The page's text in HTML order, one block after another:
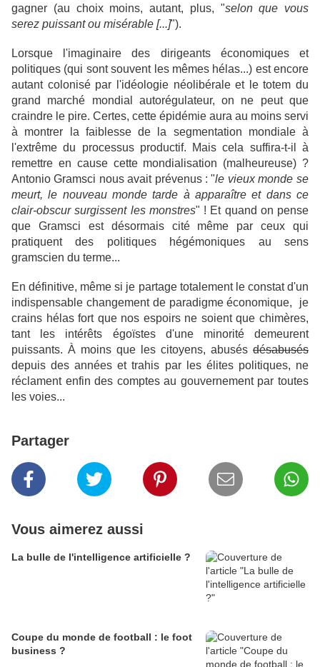
gagner (au choix moins, autant, plus, "selon que vous
serez puissant ou misérable [...]").
Lorsque l'imaginaire des dirigeants économiques et
politiques (qui sont souvent les mêmes hélas...) est encore
autant colonisé par l'idéologie néolibérale et le totem du
grand marché mondial autorégulateur, on ne peut que
craindre le pire. Certes, cette épidémie aura au moins servi
à montrer la faiblesse de la segmentation mondiale à
l'extrême du processus productif. Mais cela suffira-t-il à
remettre en cause cette mondialisation (malheureuse) ?
Antonio Gramsci nous avait prévenus : "le vieux monde se
meurt, le nouveau monde tarde à apparaître et dans ce
clair-obscur surgissent les monstres" ! Et quand on pense
que Gramsci est désormais cité même par ceux qui
pratiquent des politiques hégémoniques au sens
gramscien du terme...
En définitive, même si je partage totalement le constat d'un
indispensable changement de paradigme économique, je
crains hélas fort que nos espoirs ne soient que chimères,
tant les intérêts égoïstes d'une minorité demeurent
puissants. À moins que les citoyens, abusés désabusés
depuis des années et trahis par les élites politiques, ne
réclament enfin des comptes au gouvernement par toutes
les voies...
Partager
Vous aimerez aussi
La bulle de l'intelligence artificielle ?
Coupe du monde de football : le foot
business ?